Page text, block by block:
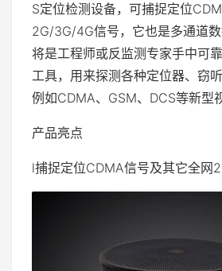
S定位检测设备，可捕捉定位
2G/3G/4G信号，它也是多通道
将是工程师或反监测专家手中可
工具，用来探测各种定位器、窃
例如CDMA、GSM、DCS等新型
产品亮点
l捕捉定位CDMA信号及其它全网